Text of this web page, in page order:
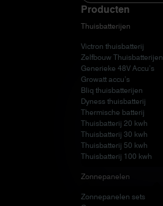
Producten
Thuisbatterijen
Victron thuisbatterij
Zelfbouw Thuisbatterijen
Generieke 48V Accu’s
Growatt accu’s
Bliq thuisbatterijen
Dyness thuisbatterij
Thermische batterij
Thuisbatterij 20 kwh
Thuisbatterij 30 kwh
Thuisbatterij 50 kwh
Thuisbatterij 100 kwh
Zonnepanelen
Zonnepanelen sets